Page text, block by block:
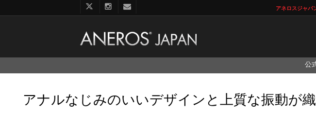
アネロスジャパ
公
アナルなじみのいいデザインと上質な振動が